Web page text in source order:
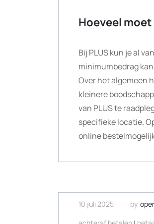
Hoeveel
Bij PLUS kun je al
minimumbedrag
Over het algemeen
kleinere
van PLUS te
specifieke locatie.
online
10 juli 2025 by